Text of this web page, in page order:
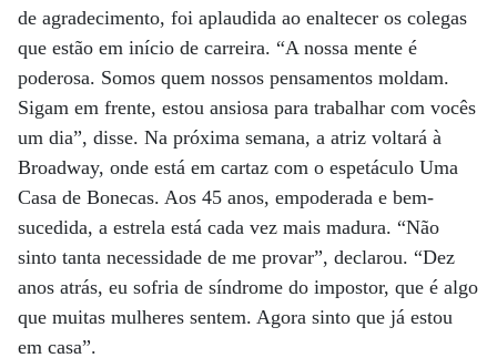
de agradecimento, foi aplaudida ao enaltecer os colegas
que estão em início de carreira. “A nossa mente é
poderosa. Somos quem nossos pensamentos moldam.
Sigam em frente, estou ansiosa para trabalhar com vocês
um dia”, disse. Na próxima semana, a atriz voltará à
Broadway, onde está em cartaz com o espetáculo Uma
Casa de Bonecas. Aos 45 anos, empoderada e bem-
sucedida, a estrela está cada vez mais madura. “Não
sinto tanta necessidade de me provar”, declarou. “Dez
anos atrás, eu sofria de síndrome do impostor, que é algo
que muitas mulheres sentem. Agora sinto que já estou
em casa”.